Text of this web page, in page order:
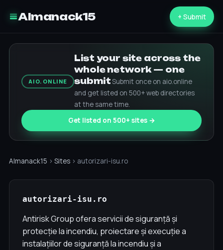
Almanack15 + Submit
AIO.ONLINE
List your site across the
whole network — one
submitSubmit once on aio.online
and get listed on 500+ web directories
at the same time.
Get listed on 500+ sites →
Almanack15 › Sites › autorizari-isu.ro
autorizari-isu.ro
Antirisk Group ofera servicii de siguranță și
protecție la incendiu, proiectare și execuție a
instalațiilor de siguranță la incendiu și a